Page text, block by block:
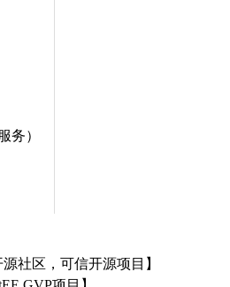
务）
源社区，可信开源项目】